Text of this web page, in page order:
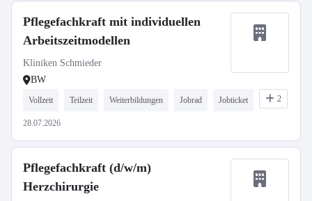
Pflegefachkraft mit individuellen
Arbeitszeitmodellen
Kliniken Schmieder
BW
Vollzeit Teilzeit Weiterbildungen Jobrad Jobticket 2
28.07.2026
Pflegefachkraft (d/w/m)
Herzchirurgie